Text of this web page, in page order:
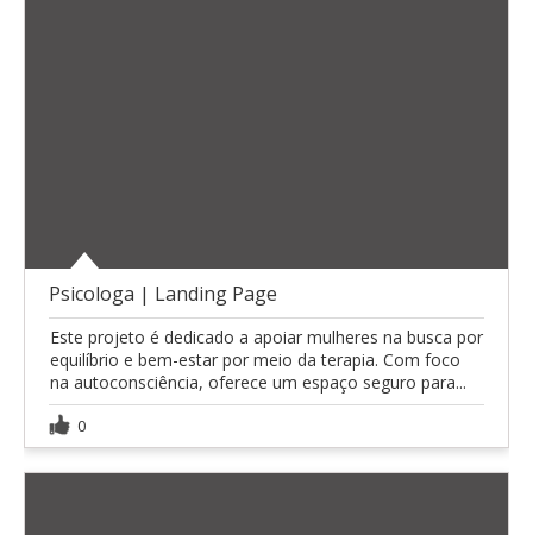
Psicologa | Landing Page
Este projeto é dedicado a apoiar mulheres na busca por
equilíbrio e bem-estar por meio da terapia. Com foco
na autoconsciência, oferece um espaço seguro para...
0